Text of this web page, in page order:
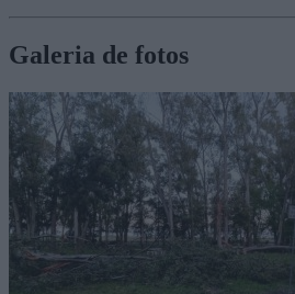
Galeria de fotos